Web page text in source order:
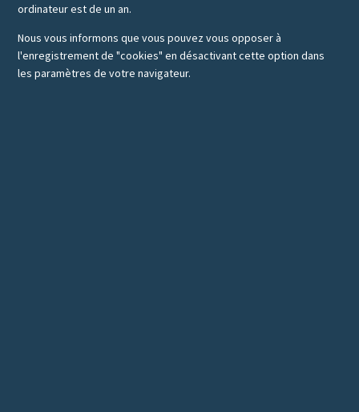
ordinateur est de un an.
Nous vous informons que vous pouvez vous opposer à
l'enregistrement de "cookies" en désactivant cette option dans
les paramètres de votre navigateur.